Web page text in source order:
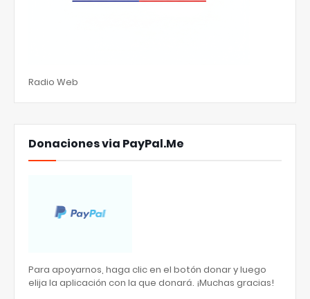
Radio Web
Donaciones via PayPal.Me
Para apoyarnos, haga clic en el botón donar y luego
elija la aplicación con la que donará. ¡Muchas gracias!